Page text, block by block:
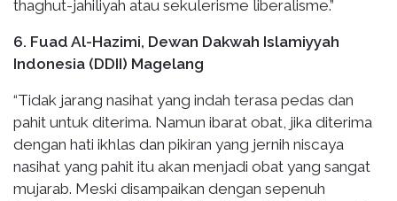
thaghut-jahiliyah atau sekulerisme liberalisme.”
6. Fuad Al-Hazimi, Dewan Dakwah Islamiyyah
Indonesia (DDII) Magelang
“Tidak jarang nasihat yang indah terasa pedas dan
pahit untuk diterima. Namun ibarat obat, jika diterima
dengan hati ikhlas dan pikiran yang jernih niscaya
nasihat yang pahit itu akan menjadi obat yang sangat
mujarab. Meski disampaikan dengan sepenuh